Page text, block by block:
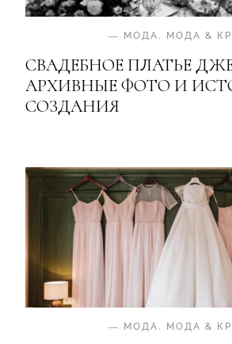
— МОДА. МОДА &
СВАДЕБНОЕ ПЛАТЬЕ
АРХИВНЫЕ ФОТО И
СОЗДАНИЯ
— МОДА. МОДА &